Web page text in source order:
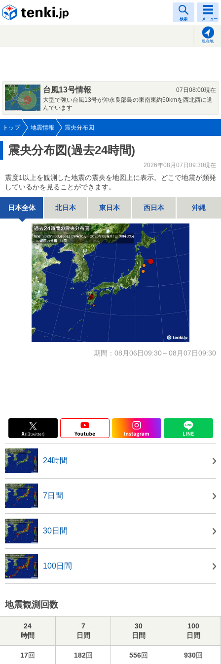
検索 メニュー
現在地
台風13号情報
07日08:00現在
大型で強い台風13号が沖永良部島の東南東約50kmを西北西に進
んでいます
トップ 地震情報 震央分布図
震央分布図(過去24時間)
2026年08月07日09:30現在
震度1以上を観測した地震の震央を地図上に表示。どこで地震が頻発
しているかを見ることができます。
日本全体 北日本 東日本 西日本 沖縄
期間：08月06日09:30～08月07日09:30
24時間
7日間
30日間
100日間
地震観測回数
24
時間
7
日間
30
日間
100
日間
17回 182回 556回 930回